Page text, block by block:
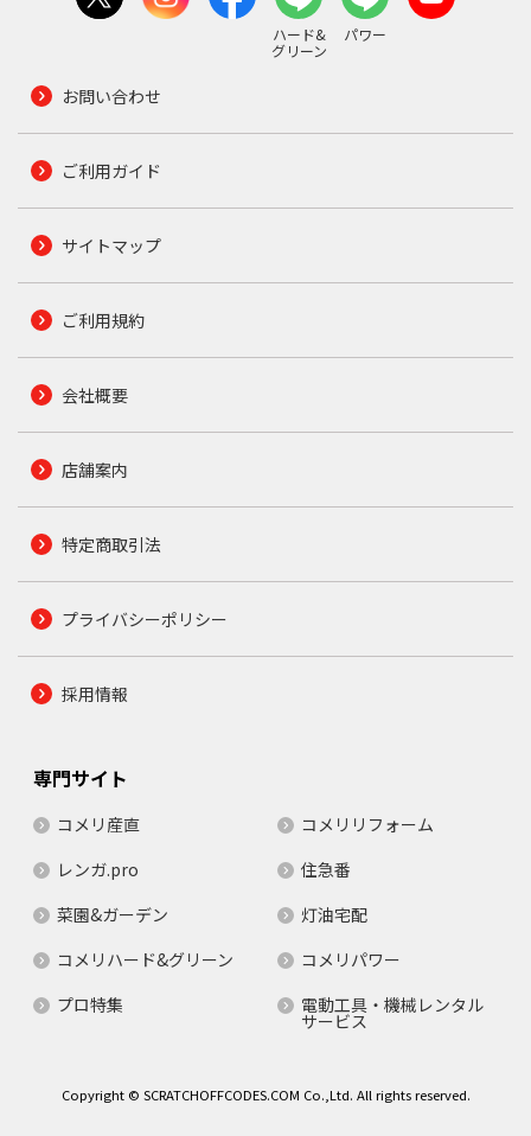
ハード&
グリーン
パワー
お問い合わせ
ご利用ガイド
サイトマップ
ご利用規約
会社概要
店舗案内
特定商取引法
プライバシーポリシー
採用情報
専門サイト
コメリ産直
コメリリフォーム
レンガ.pro
住急番
菜園&ガーデン
灯油宅配
コメリハード&グリーン
コメリパワー
プロ特集
電動工具・機械レンタル
サービス
Copyright © SCRATCHOFFCODES.COM Co.,Ltd. All rights reserved.